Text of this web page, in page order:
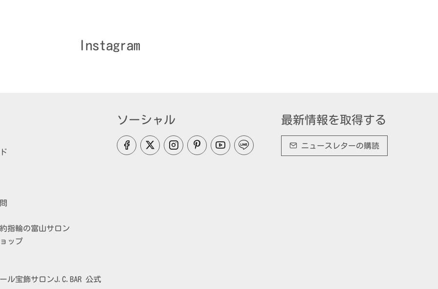
Instagram
指輪の富山サロン
ップ
ル宝飾サロンJ.C.BAR 公式
ソーシャル 最新情報を取得する
ニュースレターの購読